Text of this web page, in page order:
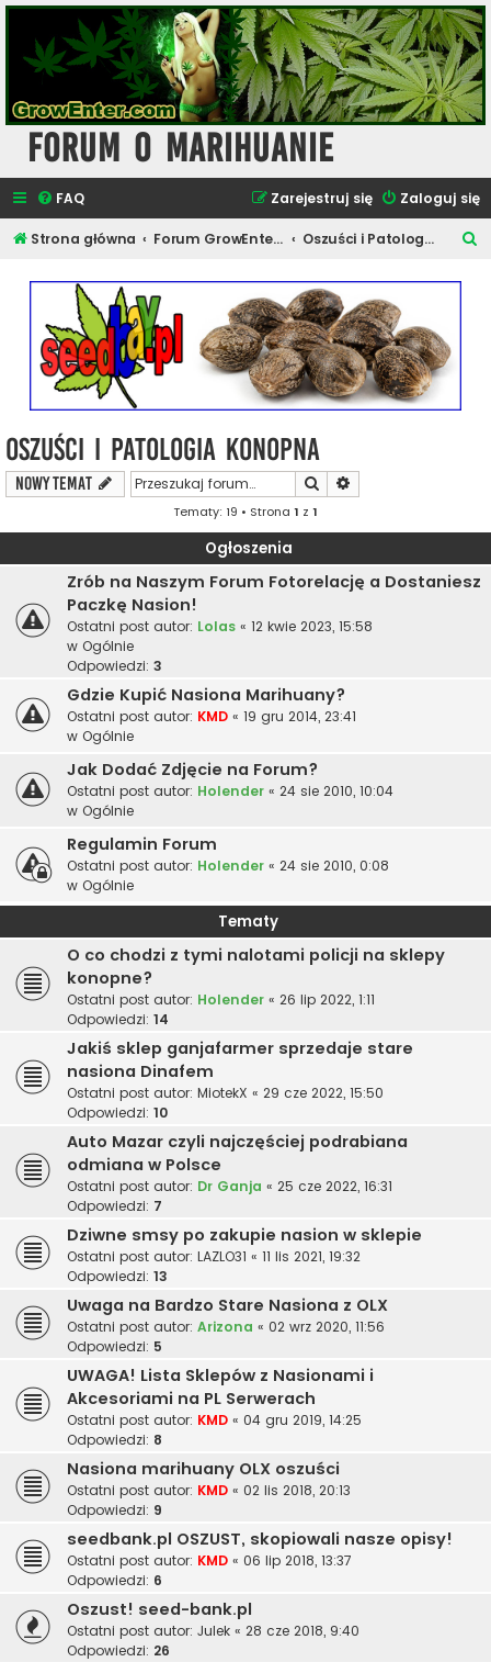
Forum o Marihuanie
FAQ Zaloguj się
Zarejestruj się
Strona główna Forum GrowEnter.com - Sklepy Konopne Oszuści i Patologia Konopna
Oszuści i Patologia Konopna
NOWY TEMAT Szukaj
Tematy: 19 • Strona 1 z 1
Ogłoszenia
Zrób na Naszym Forum Fotorelację a Dostaniesz
Paczkę Nasion!
Ostatni post autor: Lolas « 12 kwie 2023, 15:58
w Ogólnie
Odpowiedzi: 3
Gdzie Kupić Nasiona Marihuany?
Ostatni post autor: KMD « 19 gru 2014, 23:41
w Ogólnie
Jak Dodać Zdjęcie na Forum?
Ostatni post autor: Holender « 24 sie 2010, 10:04
w Ogólnie
Regulamin Forum
Ostatni post autor: Holender « 24 sie 2010, 0:08
w Ogólnie
Tematy
O co chodzi z tymi nalotami policji na sklepy
konopne?
Ostatni post autor: Holender « 26 lip 2022, 1:11
Odpowiedzi: 14
Jakiś sklep ganjafarmer sprzedaje stare
nasiona Dinafem
Ostatni post autor: MiotekX « 29 cze 2022, 15:50
Odpowiedzi: 10
Auto Mazar czyli najczęściej podrabiana
odmiana w Polsce
Ostatni post autor: Dr Ganja « 25 cze 2022, 16:31
Odpowiedzi: 7
Dziwne smsy po zakupie nasion w sklepie
Ostatni post autor: LAZLO31 « 11 lis 2021, 19:32
Odpowiedzi: 13
Uwaga na Bardzo Stare Nasiona z OLX
Ostatni post autor: Arizona « 02 wrz 2020, 11:56
Odpowiedzi: 5
UWAGA! Lista Sklepów z Nasionami i
Akcesoriami na PL Serwerach
Ostatni post autor: KMD « 04 gru 2019, 14:25
Odpowiedzi: 8
Nasiona marihuany OLX oszuści
Ostatni post autor: KMD « 02 lis 2018, 20:13
Odpowiedzi: 9
seedbank.pl OSZUST, skopiowali nasze opisy!
Ostatni post autor: KMD « 06 lip 2018, 13:37
Odpowiedzi: 6
Oszust! seed-bank.pl
Ostatni post autor: Julek « 28 cze 2018, 9:40
Odpowiedzi: 26